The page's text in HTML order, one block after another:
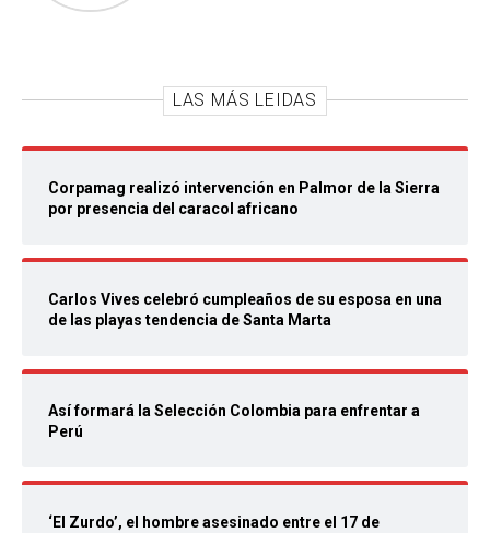
LAS MÁS LEIDAS
Corpamag realizó intervención en Palmor de la Sierra
por presencia del caracol africano
Carlos Vives celebró cumpleaños de su esposa en una
de las playas tendencia de Santa Marta
Así formará la Selección Colombia para enfrentar a
Perú
‘El Zurdo’, el hombre asesinado entre el 17 de